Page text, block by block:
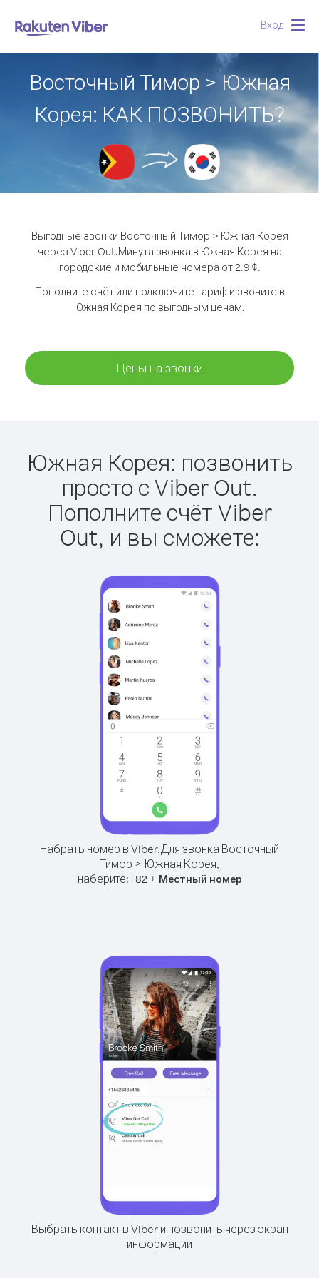
Вход
Восточный Тимор > Южная
Корея: КАК ПОЗВОНИТЬ?
Выгодные звонки Восточный Тимор > Южная Корея
через Viber Out.Минута звонка в Южная Корея на
городские и мобильные номера от 2.9 ¢.
Пополните счёт или подключите тариф и звоните в
Южная Корея по выгодным ценам.
Цены на звонки
Южная Корея: позвонить
просто с Viber Out.
Пополните счёт Viber
Out, и вы сможете:
Набрать номер в Viber.Для звонка Восточный
Тимор > Южная Корея,
наберите:+82+ Местный номер
Выбрать контакт в Viber и позвонить через экран
информации